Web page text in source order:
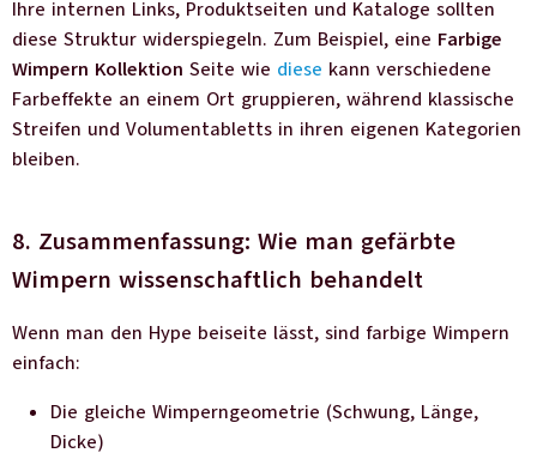
Ihre internen Links, Produktseiten und Kataloge sollten
diese Struktur widerspiegeln. Zum Beispiel, eine Farbige
Wimpern Kollektion Seite wie diese kann verschiedene
Farbeffekte an einem Ort gruppieren, während klassische
Streifen und Volumentabletts in ihren eigenen Kategorien
bleiben.
8. Zusammenfassung: Wie man gefärbte
Wimpern wissenschaftlich behandelt
Wenn man den Hype beiseite lässt, sind farbige Wimpern
einfach:
Die gleiche Wimperngeometrie (Schwung, Länge,
Dicke)